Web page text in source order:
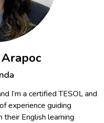
I’m a certified TESOL and
experience guiding
English learning